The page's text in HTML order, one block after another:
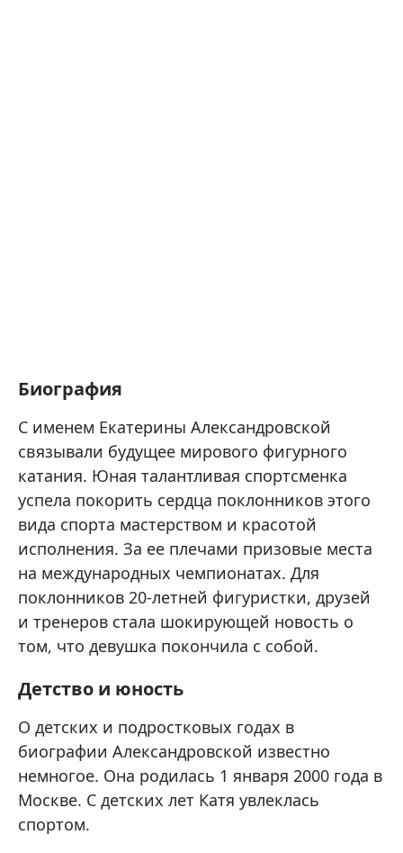
Биография
С именем Екатерины Александровской
связывали будущее мирового фигурного
катания. Юная талантливая спортсменка
успела покорить сердца поклонников этого
вида спорта мастерством и красотой
исполнения. За ее плечами призовые места
на международных чемпионатах. Для
поклонников 20-летней фигуристки, друзей
и тренеров стала шокирующей новость о
том, что девушка покончила с собой.
Детство и юность
О детских и подростковых годах в
биографии Александровской известно
немногое. Она родилась 1 января 2000 года в
Москве. С детских лет Катя увлеклась
спортом.